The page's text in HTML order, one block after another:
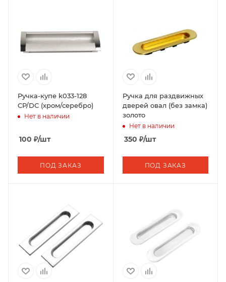
Ручка-купе k033-128
CP/DC (хром/серебро)
Нет в наличии
100 ₽/шт
ПОД ЗАКАЗ
Ручка для раздвижных
дверей овал (без замка)
золото
Нет в наличии
350 ₽/шт
ПОД ЗАКАЗ